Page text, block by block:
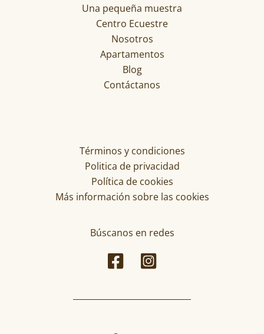
Una pequeña muestra
Centro Ecuestre
Nosotros
Apartamentos
Blog
Contáctanos
Términos y condiciones
Politica de privacidad
Política de cookies
Más información sobre las cookies
Búscanos en redes